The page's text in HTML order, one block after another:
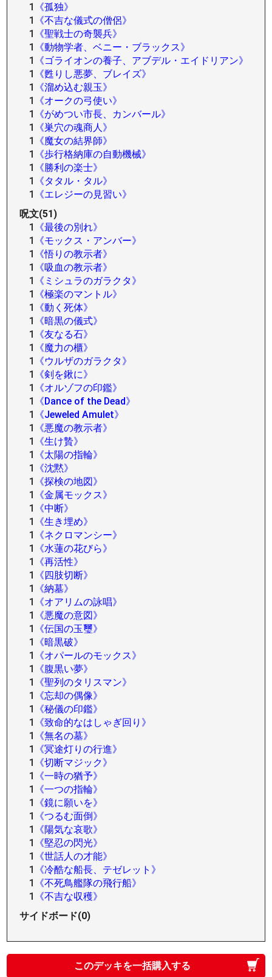
1
《孤独》
1
《不吉な儀式の僧侶》
1
《聖戦士の奇襲兵》
1
《動物学者、ベニー・ブラックス》
1
《ゴライオンの養子、アブデル・エイドリアン》
1
《甦りし悪夢、ブレイズ》
1
《溜め込む親玉》
1
《オークの弓使い》
1
《がめつい市長、カンバール》
1
《巣穴の魂商人》
1
《魔女の結界師》
1
《歩行格納庫の自動機械》
1
《勝利の楽士》
1
《タタル・タル》
1
《エレジーの見習い》
呪文(51)
1
《最後の別れ》
1
《モックス・アンバー》
1
《悟りの教示者》
1
《吸血の教示者》
1
《ミシュラのガラクタ》
1
《極楽のマントル》
1
《動く死体》
1
《暗黒の儀式》
1
《友なる石》
1
《魔力の櫃》
1
《ウルザのガラクタ》
1
《剣を鍬に》
1
《オルゾフの印鑑》
1
《Dance of the Dead》
1
《Jeweled Amulet》
1
《悪魔の教示者》
1
《生け贄》
1
《太陽の指輪》
1
《沈黙》
1
《探検の地図》
1
《金属モックス》
1
《中断》
1
《生き埋め》
1
《ネクロマンシー》
1
《水蓮の花びら》
1
《再活性》
1
《四肢切断》
1
《納墓》
1
《オアリムの詠唱》
1
《悪魔の意図》
1
《伝国の玉璽》
1
《暗黒破》
1
《オパールのモックス》
1
《腹黒い夢》
1
《聖列のタリスマン》
1
《忘却の偶像》
1
《秘儀の印鑑》
1
《致命的なはしゃぎ回り》
1
《無名の墓》
1
《冥途灯りの行進》
1
《切断マジック》
1
《一時の猶予》
1
《一つの指輪》
1
《鏡に願いを》
1
《つるむ面倒》
1
《陽気な哀歌》
1
《堅忍の閃光》
1
《世話人の才能》
1
《冷酷な船長、テゼレット》
1
《不死鳥艦隊の飛行船》
1
《不吉な収穫》
サイドボード(0)
このデッキを一括購入する